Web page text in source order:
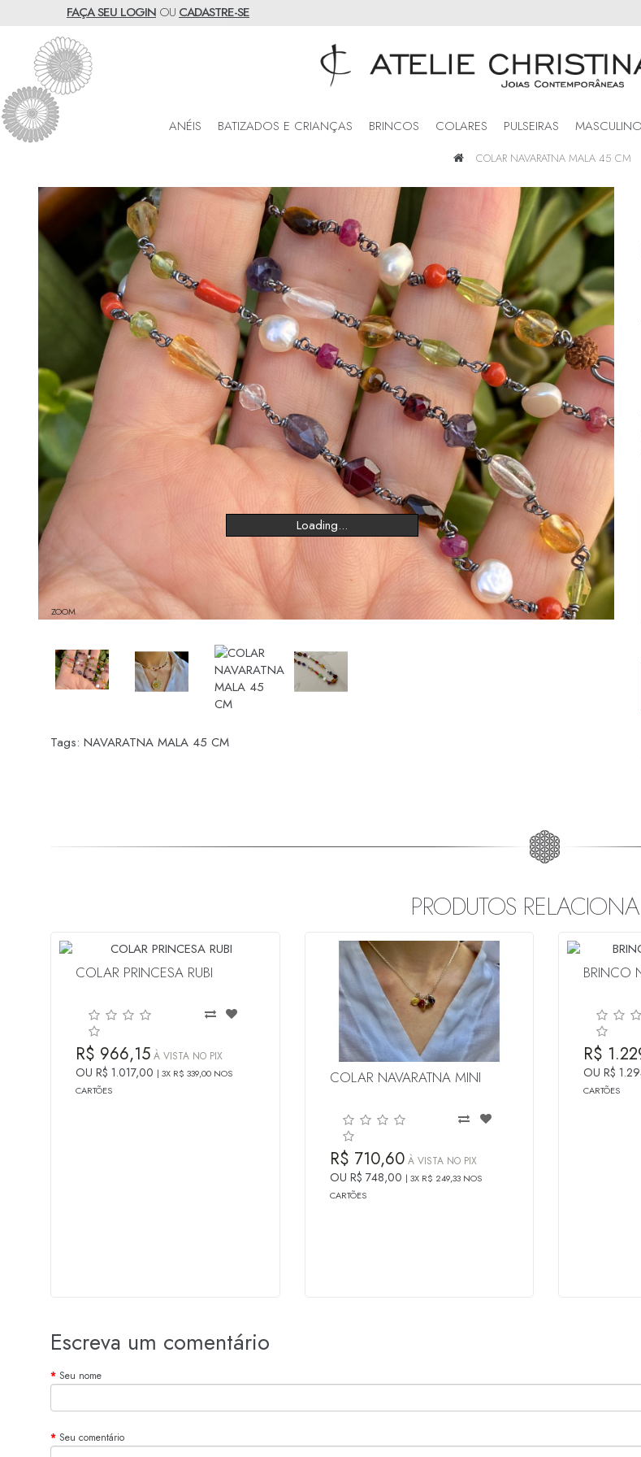
FAÇA SEU LOGIN OU CADASTRE-SE
ANÉIS BATIZADOS E CRIANÇAS BRINCOS COLARES PULSEIRAS MASCULINO
COLAR NAVARATNA MALA 45 CM
Loading...
ZOOM
Tags: NAVARATNA MALA 45 CM
PRODUTOS
COLAR PRINCESA RUBI
R$ 966,15 À VISTA NO PIX
OU R$ 1.017,00
3X R$ 339,00 NOS
CARTÕES
COLAR NAVARATNA MINI
R$ 710,60À VISTA NO PIX
OU R$ 748,00
3X R$ 249,33 NOS
CARTÕES
BRINCO
R$
OU R$
CARTÕES
Escreva um comentário
Seu nome
Seu comentário